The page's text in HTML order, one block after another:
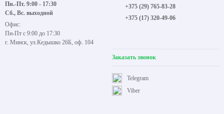
Пн.-Пт. 9:00 - 17:30
Сб., Вс. выходной
Офис:
Пн-Пт с 9:00 до 17:30
г. Минск, ул.Кедышко 26Б, оф. 104
+375 (29) 765-83-28
+375 (17) 320-49-06
Заказать звонок
Viber
Telegram